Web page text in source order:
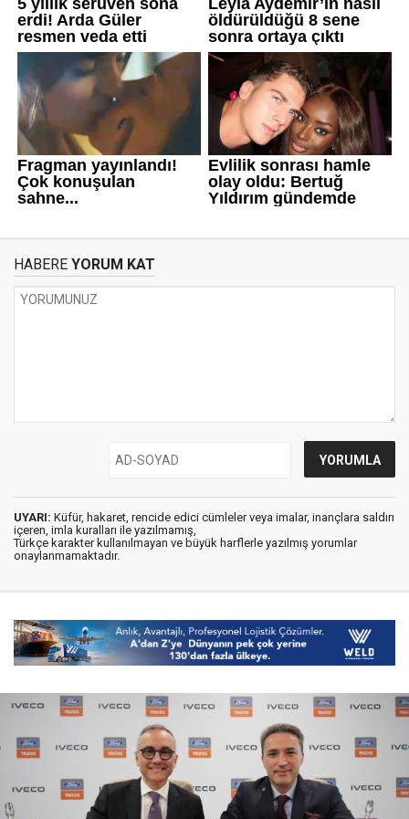
HABERE YORUM KAT
UYARI: Küfür, hakaret, rencide edici cümleler veya imalar, inançlara saldırı
içeren, imla kuralları ile yazılmamış,
Türkçe karakter kullanılmayan ve büyük harflerle yazılmış yorumlar
onaylanmamaktadır.